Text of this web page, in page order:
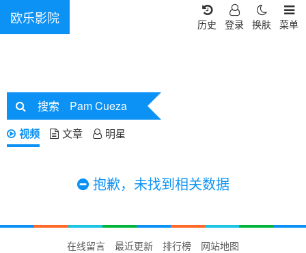
欧乐影院 菜单
换肤
登录
历史
搜索 Pam Cueza
视频 文章 明星
抱歉，未找到相关数据
在线留言 最近更新 排行榜
网站地图